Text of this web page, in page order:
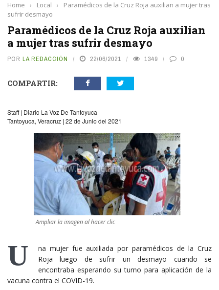
Home › Local ›
Paramédicos de la Cruz Roja auxilian a mujer tras
sufrir desmayo
Paramédicos de la Cruz Roja auxilian
a mujer tras sufrir desmayo
POR LA REDACCIÓN 22/06/2021 1349 0
COMPARTIR:
Staff | Diario La Voz De Tantoyuca
Tantoyuca, Veracruz | 22 de Junio del 2021
Ampliar la imagen al hacer clic
U
na mujer fue auxiliada por paramédicos de la Cruz
Roja luego de sufrir un desmayo cuando se
encontraba esperando su turno para aplicación de la
vacuna contra el COVID-19.